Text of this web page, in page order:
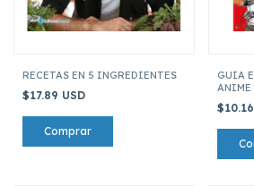
RECETAS EN 5 INGREDIENTES
$17.89 USD
GUIA
ANIME